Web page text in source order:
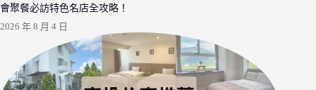
會聚餐必訪特色名店全攻略！
2026 年 8 月 4 日